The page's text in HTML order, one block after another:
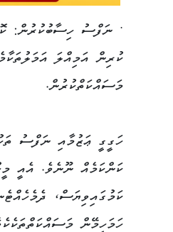
• ނަފްސު ހިސާބުކުރުން:
ކުރިން އަމިއްލަ
މަސައްކަތްކުރުން.
ހަގީގީ ޢަޒުމާއި ނަފްސު
ކަންކަމެއް ނޫނެވެ. އެއީ
ކަމުގައިވިޔަސް،
ހަމަހިމޭން